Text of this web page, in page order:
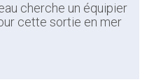
cherche un équipier
cette sortie en mer